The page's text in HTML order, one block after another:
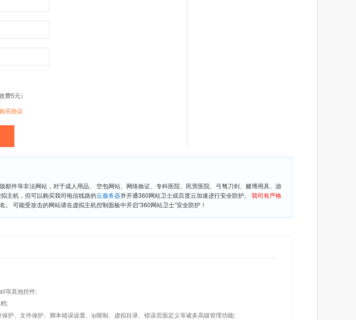
费5元）
买协议
件等非法网站，对于成人用品、 空包网站、网络验证、专科医院、民营医院、弓驽刀剑、赌博用具、游
主机，但可以购买我司电信线路的云服务器并开通360网站卫士或百度云加速进行安全防护。 我司有严格
可能受攻击的网站请在虚拟主机控制面板中开启“360网站卫士”安全防护！
等其他控件;
;
护、文件保护、脚本错误设置、ip限制、虚拟目录、错误页面定义等诸多高级管理功能;